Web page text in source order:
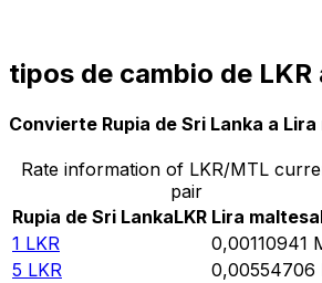
tipos de cambio de LKR
Convierte Rupia de Sri Lanka a
Rate information of LKR/MTL
pair
Rupia de Sri LankaLKR Lira maltesa
1 LKR 0,00110941
5 LKR 0,00554706